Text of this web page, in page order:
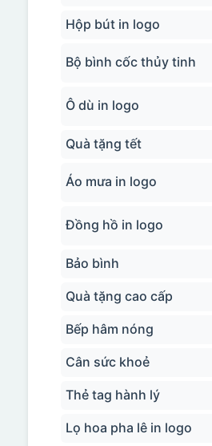
Hộp bút in logo
Bộ bình cốc thủy tinh
Ô dù in logo
Quà tặng tết
Áo mưa in logo
Đồng hồ in logo
Bảo bình
Quà tặng cao cấp
Bếp hâm nóng
Cân sức khoẻ
Thẻ tag hành lý
Lọ hoa pha lê in logo